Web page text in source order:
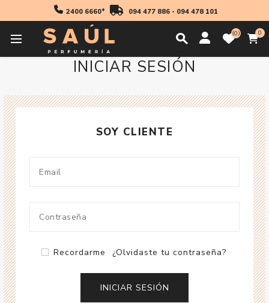
2400 6660* 094 477 886- 094 478 101
0 0
INICIAR SESIÓN
SOY CLIENTE
Recordarme ¿Olvidaste tu contraseña?